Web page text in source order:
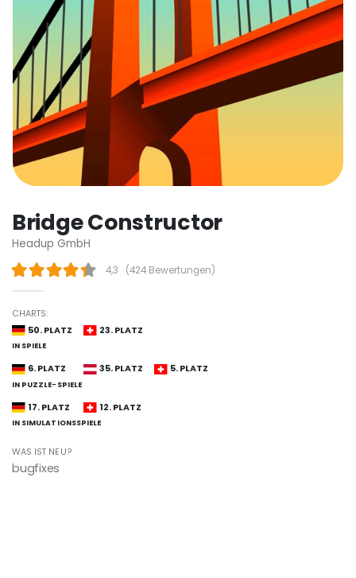
Bridge Constructor
Headup GmbH
4,3 (424 Bewertungen)
CHARTS:
50. PLATZ
23. PLATZ
IN SPIELE
6. PLATZ 35. PLATZ 5. PLATZ
IN PUZZLE-SPIELE
17. PLATZ 12. PLATZ
IN SIMULATIONSSPIELE
WAS IST NEU?
bugfixes